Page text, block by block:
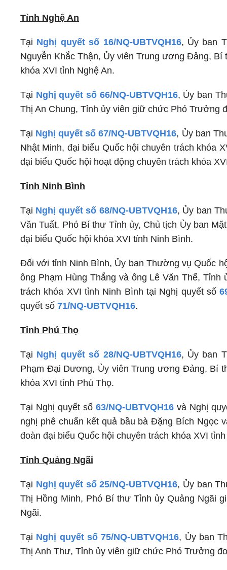
Tỉnh Nghệ An
Tại Nghị quyết số 16/NQ-UBTVQH16, Ủy ban
Nguyễn Khắc Thận, Ủy viên Trung ương Đảng,
khóa XVI tỉnh Nghệ An.
Tại Nghị quyết số 66/NQ-UBTVQH16, Ủy ban
Thị An Chung, Tỉnh ủy viên giữ chức Phó Trưởng
Tại Nghị quyết số 67/NQ-UBTVQH16, Ủy ban
Nhật Minh, đại biểu Quốc hội chuyên trách khóa
đại biểu Quốc hội hoạt động chuyên trách khóa
Tỉnh Ninh Bình
Tại Nghị quyết số 68/NQ-UBTVQH16, Ủy ban
Văn Tuất, Phó Bí thư Tỉnh ủy, Chủ tịch Ủy ban
đại biểu Quốc hội khóa XVI tỉnh Ninh Bình.
Đối với tỉnh Ninh Bình, Ủy ban Thường vụ Quốc
ông Phạm Hùng Thắng và ông Lê Văn Thế,
trách khóa XVI tỉnh Ninh Bình tại Nghị quyết số
quyết số 71/NQ-UBTVQH16.
Tỉnh Phú Thọ
Tại Nghị quyết số 28/NQ-UBTVQH16, Ủy ban
Phạm Đại Dương, Ủy viên Trung ương Đảng, Bí
khóa XVI tỉnh Phú Thọ.
Tại Nghị quyết số 63/NQ-UBTVQH16 và Nghị
nghị phê chuẩn kết quả bầu bà Đặng Bích Ngọc
đoàn đại biểu Quốc hội chuyên trách khóa XVI
Tỉnh Quảng Ngãi
Tại Nghị quyết số 25/NQ-UBTVQH16, Ủy ban
Thị Hồng Minh, Phó Bí thư Tỉnh ủy Quảng Ngãi
Ngãi.
Tại Nghị quyết số 75/NQ-UBTVQH16, Ủy ban
Thị Anh Thư, Tỉnh ủy viên giữ chức Phó Trưởng